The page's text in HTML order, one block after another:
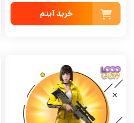
خرید آیتم